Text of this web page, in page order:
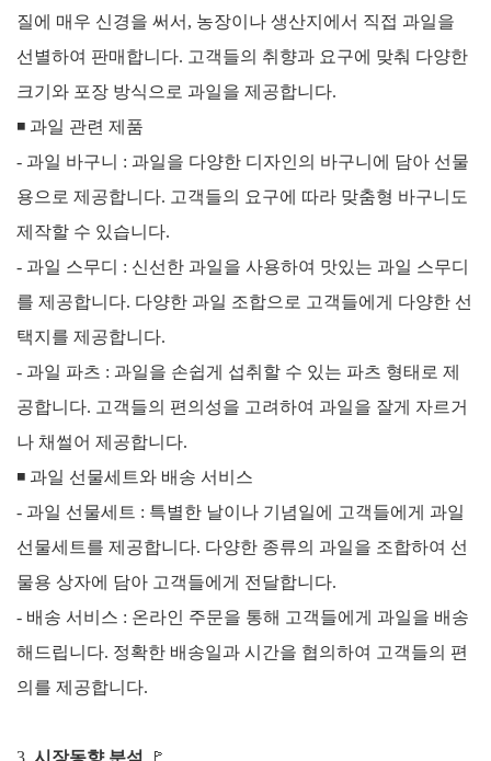
질에 매우 신경을 써서, 농장이나 생산지에서 직접 과일을
선별하여 판매합니다. 고객들의 취향과 요구에 맞춰 다양한
크기와 포장 방식으로 과일을 제공합니다.
◾ 과일 관련 제품
- 과일 바구니 : 과일을 다양한 디자인의 바구니에 담아 선물
용으로 제공합니다. 고객들의 요구에 따라 맞춤형 바구니도
제작할 수 있습니다.
- 과일 스무디 : 신선한 과일을 사용하여 맛있는 과일 스무디
를 제공합니다. 다양한 과일 조합으로 고객들에게 다양한 선
택지를 제공합니다.
- 과일 파츠 : 과일을 손쉽게 섭취할 수 있는 파츠 형태로 제
공합니다. 고객들의 편의성을 고려하여 과일을 잘게 자르거
나 채썰어 제공합니다.
◾ 과일 선물세트와 배송 서비스
- 과일 선물세트 : 특별한 날이나 기념일에 고객들에게 과일
선물세트를 제공합니다. 다양한 종류의 과일을 조합하여 선
물용 상자에 담아 고객들에게 전달합니다.
- 배송 서비스 : 온라인 주문을 통해 고객들에게 과일을 배송
해드립니다. 정확한 배송일과 시간을 협의하여 고객들의 편
의를 제공합니다.